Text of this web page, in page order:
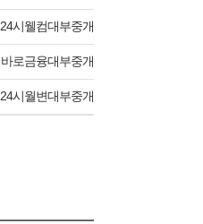
24시웰컴대부중개
바로금융대부중개
24시월변대부중개